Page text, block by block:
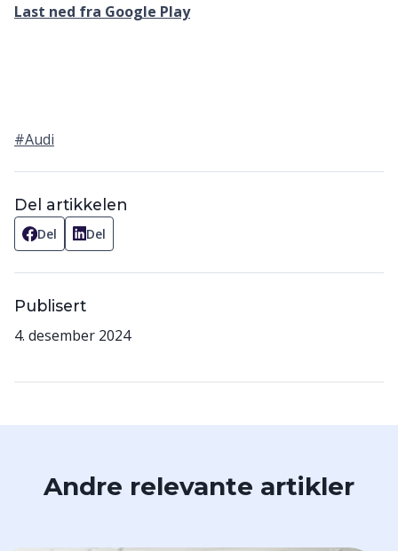
Last ned fra Google Play
#Audi
Del artikkelen
Del Del
Publisert
4. desember 2024
Andre relevante artikler